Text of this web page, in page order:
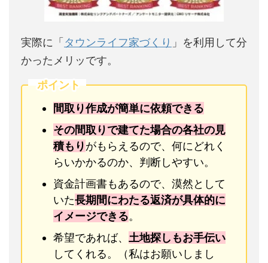
実際に「タウンライフ家づくり 」を利用して分
かったメリッです。
ポイント
間取り作成が簡単に依頼できる
その間取りで建てた場合の各社の見
積もりがもらえるので、何にどれく
らいかかるのか、判断しやすい。
資金計画書もあるので、漠然として
いた長期間にわたる返済が具体的に
イメージできる。
希望であれば、 土地探しもお手伝い
してくれる。（私はお願いしまし